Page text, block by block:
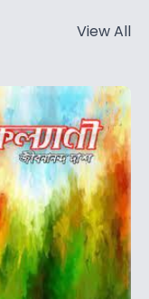
View All